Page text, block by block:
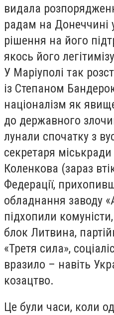
видала
радам на Донеччині
рішення на його
якось його
У Маріуполі так
із Степаном
націоналізм як
до державного
лунали спочатку з
секретаря
Коленкова (зараз
Федерації,
обладнання заводу
підхопили
блок Литвина,
«Третя сила»,
вразило – навіть
козацтво.
Це були часи, коли